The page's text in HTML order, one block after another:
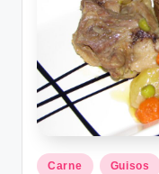
Publicado
Carne Guisos